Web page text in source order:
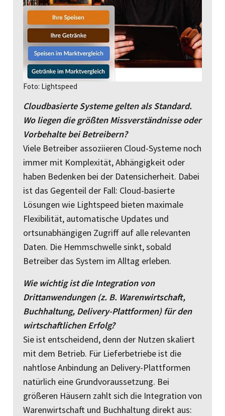
Foto: Lightspeed
Cloudbasierte Systeme gelten als Standard.
Wo liegen die größten Missverständnisse oder
Vorbehalte bei Betreibern?
Viele Betreiber assoziieren Cloud-Systeme noch
immer mit Komplexität, Abhängigkeit oder
haben Bedenken bei der Datensicherheit. Dabei
ist das Gegenteil der Fall: Cloud-basierte
Lösungen wie Lightspeed bieten maximale
Flexibilität, automatische Updates und
ortsunabhängigen Zugriff auf alle relevanten
Daten. Die Hemmschwelle sinkt, sobald
Betreiber das System im Alltag erleben.
Wie wichtig ist die Integration von
Drittanwendungen (z. B. Warenwirtschaft,
Buchhaltung, Delivery-Plattformen) für den
wirtschaftlichen Erfolg?
Sie ist entscheidend, denn der Nutzen skaliert
mit dem Betrieb. Für Lieferbetriebe ist die
nahtlose Anbindung an Delivery-Plattformen
natürlich eine Grundvoraussetzung. Bei
größeren Häusern zahlt sich die Integration von
Warenwirtschaft und Buchhaltung direkt aus: